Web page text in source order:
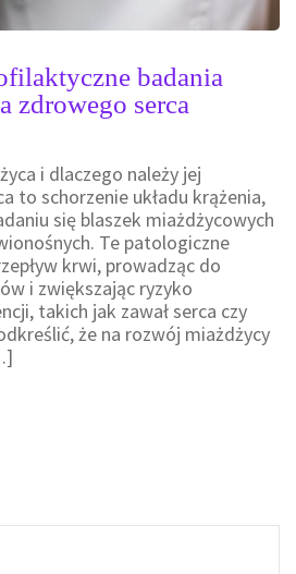
badania
zdrowego serca
i dlaczego należy jej
to schorzenie układu krążenia,
się blaszek miażdżycowych
Te patologiczne
krwi, prowadząc do
i zwiększając ryzyko
takich jak zawał serca czy
że na rozwój miażdżycy